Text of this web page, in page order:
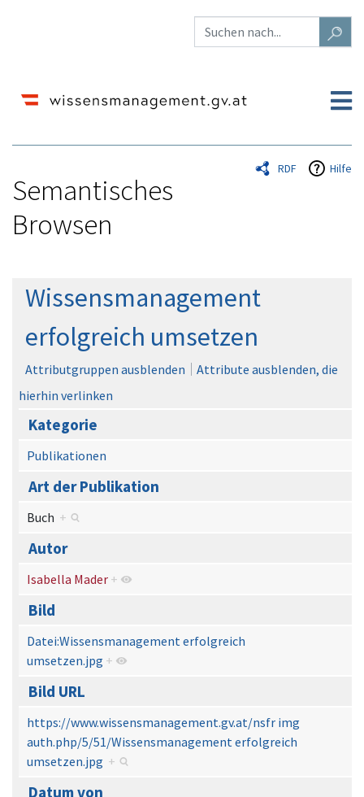
RDF Hilfe
Semantisches
Browsen
Wechseln zu:
Wissensmanagement
erfolgreich umsetzen
Attributgruppen ausblenden
Attribute ausblenden, die
hierhin verlinken
Kategorie
Publikationen
Art der Publikation
Buch +
Autor
Isabella Mader +
Bild
Datei:Wissensmanagement erfolgreich
umsetzen.jpg +
Bild URL
https://www.wissensmanagement.gv.at/nsfr img
auth.php/5/51/Wissensmanagement erfolgreich
umsetzen.jpg +
Datum von